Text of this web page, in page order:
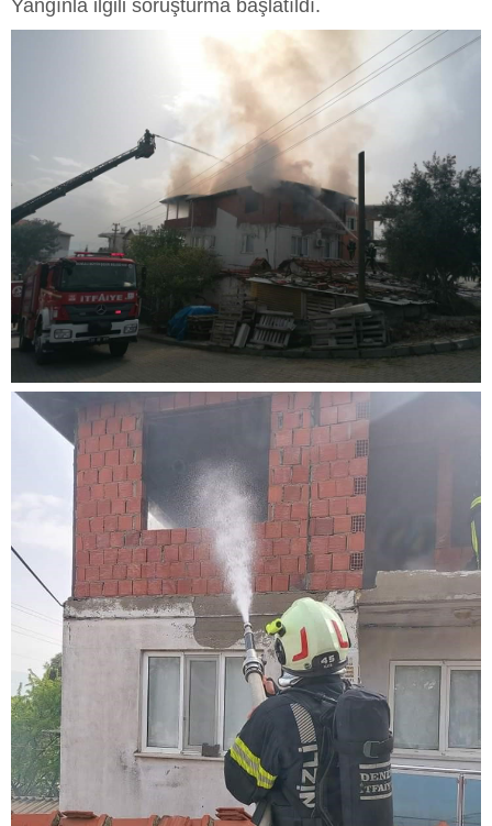
Yangınla ilgili soruşturma başlatıldı.